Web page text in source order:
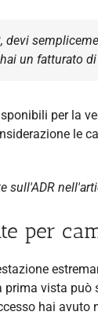
devi
un fatturato
per la
le
sull'ADR
per
prima vista può
hai avuto